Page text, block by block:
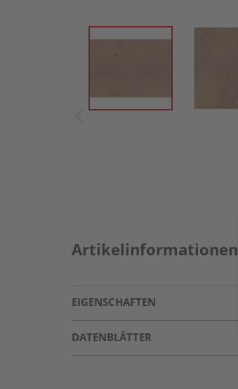
Artikelinformationen
EIGENSCHAFTEN
DATENBLÄTTER